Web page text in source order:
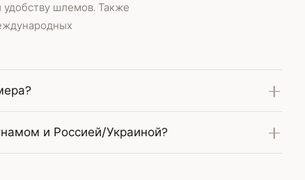
шлемов. Также
и Россией/Украиной?